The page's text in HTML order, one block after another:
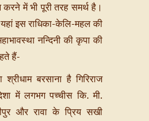
करने में भी पूरी तरह समर्थ है।
इस राधिका-केलि-महल की
नन्दिनी की कृपा की
हैं-
बरसाना है गिरिराज
में लगभग पच्चीस कि. मी.
और रावा के प्रिय सखी